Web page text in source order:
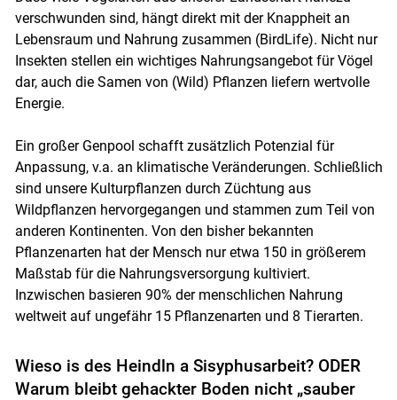
verschwunden sind, hängt direkt mit der Knappheit an
Lebensraum und Nahrung zusammen (BirdLife). Nicht nur
Insekten stellen ein wichtiges Nahrungsangebot für Vögel
dar, auch die Samen von (Wild) Pflanzen liefern wertvolle
Energie.
Ein großer Genpool schafft zusätzlich Potenzial für
Anpassung, v.a. an klimatische Veränderungen. Schließlich
sind unsere Kulturpflanzen durch Züchtung aus
Wildpflanzen hervorgegangen und stammen zum Teil von
anderen Kontinenten. Von den bisher bekannten
Pflanzenarten hat der Mensch nur etwa 150 in größerem
Maßstab für die Nahrungsversorgung kultiviert.
Inzwischen basieren 90% der menschlichen Nahrung
weltweit auf ungefähr 15 Pflanzenarten und 8 Tierarten.
Wieso is des Heindln a Sisyphusarbeit? ODER
Warum bleibt gehackter Boden nicht „sauber